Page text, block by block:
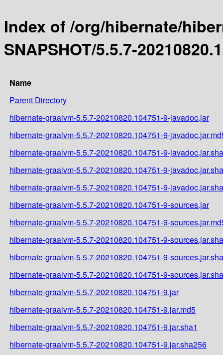
Index of /org/hibernate/
SNAPSHOT/5.5.7-
Name
Parent Directory
hibernate-graalvm-5.5.7-20210820.104751-9-javadoc.jar
hibernate-graalvm-5.5.7-20210820.104751-9-
hibernate-graalvm-5.5.7-20210820.104751-9-
hibernate-graalvm-5.5.7-20210820.104751-9-
hibernate-graalvm-5.5.7-20210820.104751-9-
hibernate-graalvm-5.5.7-20210820.104751-9-sources.jar
hibernate-graalvm-5.5.7-20210820.104751-9-
hibernate-graalvm-5.5.7-20210820.104751-9-
hibernate-graalvm-5.5.7-20210820.104751-9-
hibernate-graalvm-5.5.7-20210820.104751-9-
hibernate-graalvm-5.5.7-20210820.104751-9.jar
hibernate-graalvm-5.5.7-20210820.104751-9.jar.md5
hibernate-graalvm-5.5.7-20210820.104751-9.jar.sha1
hibernate-graalvm-5.5.7-20210820.104751-9.jar.sha256